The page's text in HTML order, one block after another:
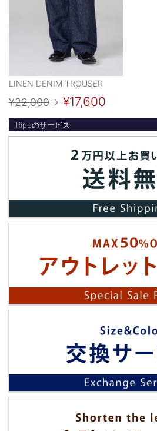
LINEN DENIM TROUSER
¥22,000→ ¥17,600
Ripoのサービス